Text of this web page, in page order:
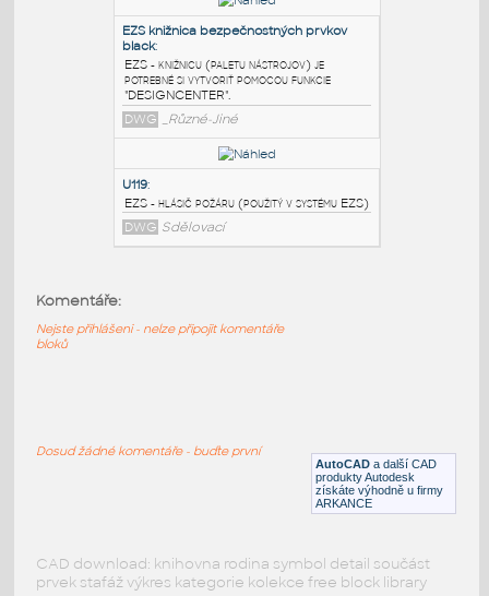
DWG _Různé-Jiné
EZS knižnica bezpečnostných prvkov
red
:
EZS - knižnicu (paletu nástrojov) je
potrebné si vytvoriť pomocou funkcie
DesignCenter
DWG _Různé-Jiné
potrebné si vytvoriť pomocou funkcie
U119:
EZS - hlásič požáru (použitý v systému EZS)
AutoCAD a další CAD
produkty Autodesk
získáte výhodně u firmy
ARKANCE
Komentáře:
Nejste přihlášeni - nelze připojit komentáře
bloků
Dosud žádné komentáře - buďte první
CAD download: knihovna rodina symbol detail součást
prvek stafáž výkres kategorie kolekce free block library